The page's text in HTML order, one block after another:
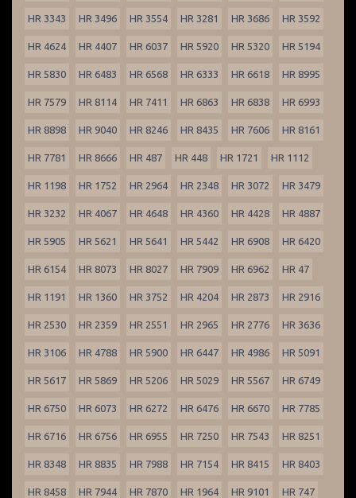
HR 3343 HR 3496 HR 3554 HR 3281 HR 3686 HR 3592
HR 4624 HR 4407 HR 6037 HR 5920 HR 5320 HR 5194
HR 5830 HR 6483 HR 6568 HR 6333 HR 6618 HR 8995
HR 7579 HR 8114 HR 7411 HR 6863 HR 6838 HR 6993
HR 8898 HR 9040 HR 8246 HR 8435 HR 7606 HR 8161
HR 7781 HR 8666 HR 487 HR 448 HR 1721 HR 1112
HR 1198 HR 1752 HR 2964 HR 2348 HR 3072 HR 3479
HR 3232 HR 4067 HR 4648 HR 4360 HR 4428 HR 4887
HR 5905 HR 5621 HR 5641 HR 5442 HR 6908 HR 6420
HR 6154 HR 8073 HR 8027 HR 7909 HR 6962 HR 47
HR 1191 HR 1360 HR 3752 HR 4204 HR 2873 HR 2916
HR 2530 HR 2359 HR 2551 HR 2965 HR 2776 HR 3636
HR 3106 HR 4788 HR 5900 HR 6447 HR 4986 HR 5091
HR 5617 HR 5869 HR 5206 HR 5029 HR 5567 HR 6749
HR 6750 HR 6073 HR 6272 HR 6476 HR 6670 HR 7785
HR 6716 HR 6756 HR 6955 HR 7250 HR 7543 HR 8251
HR 8348 HR 8835 HR 7988 HR 7154 HR 8415 HR 8403
HR 8458 HR 7944 HR 7870 HR 1964 HR 9101 HR 747